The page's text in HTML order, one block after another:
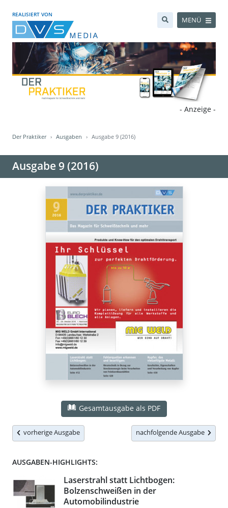
REALISIERT VON
MENÜ
- Anzeige -
Der Praktiker Ausgaben Ausgabe 9 (2016)
Ausgabe 9 (2016)
Gesamtausgabe als PDF
vorherige Ausgabe nachfolgende Ausgabe
AUSGABEN-HIGHLIGHTS:
Laserstrahl statt Lichtbogen:
Bolzenschweißen in der
Automobilindustrie